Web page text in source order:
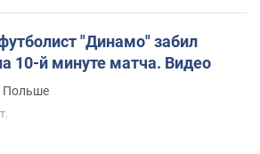
"Динамо" забил
10-й минуте матча. Видео
Польше